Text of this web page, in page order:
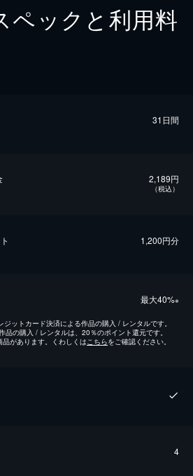
ペックと利用料
31日間
2,189円
（税込）
1,200円分
最⼤40%※
ットカード決済による作品の購入 / レンタルです。
品の購入 / レンタルは、20％のポイント還元です。
があります。くわしくはこちらをご確認ください。
4